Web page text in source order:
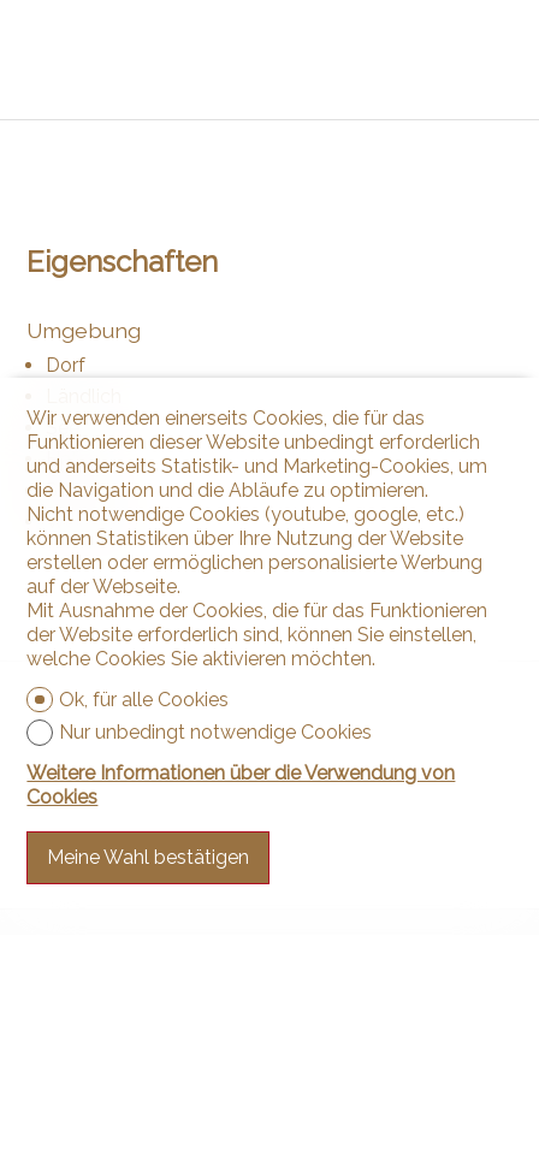
Eigenschaften
Umgebung
Dorf
See
Hafen
Strand
Weinberg
Wir verwenden einerseits Cookies, die für das
Funktionieren dieser Website unbedingt erforderlich
und anderseits Statistik- und Marketing-Cookies, um
die Navigation und die Abläufe zu optimieren.
Nicht notwendige Cookies (youtube, google, etc.)
können Statistiken über Ihre Nutzung der Website
erstellen oder ermöglichen personalisierte Werbung
auf der Webseite.
Mit Ausnahme der Cookies, die für das Funktionieren
der Website erforderlich sind, können Sie einstellen,
welche Cookies Sie aktivieren möchten.
Ok, für alle Cookies
Nur unbedingt notwendige Cookies
Weitere Informationen über die Verwendung von
Cookies
Meine Wahl bestätigen